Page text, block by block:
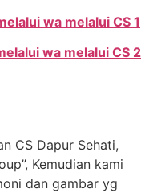
wa melalui CS 1
wa melalui CS 2
CS Dapur Sehati,
Kemudian kami
dan gambar yg